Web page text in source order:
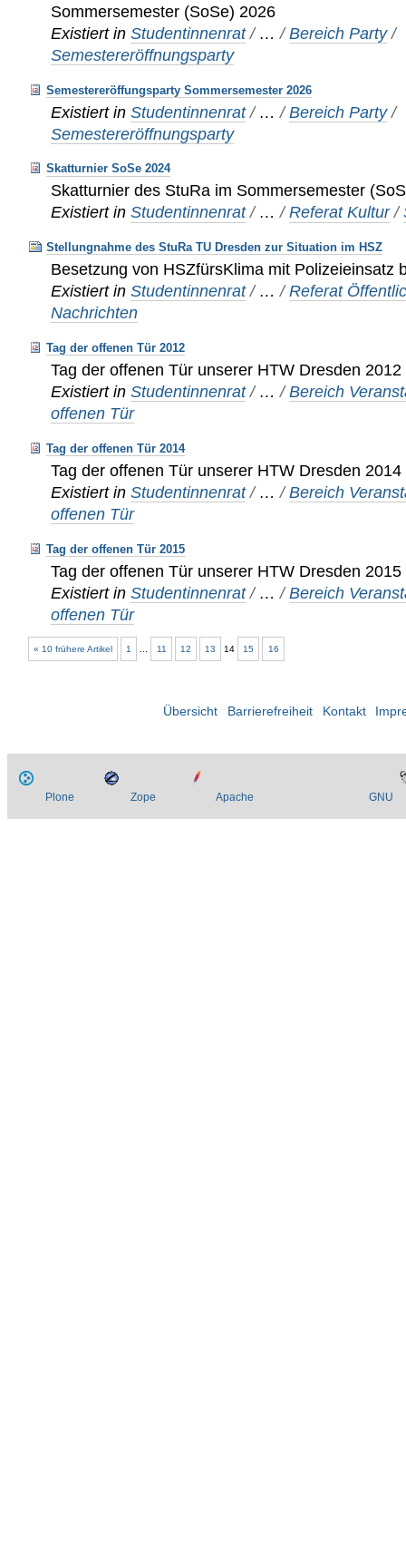
Sommersemester (SoSe) 2026
Existiert in Studentinnenrat / …/Bereich Party /
Semestereröffnungsparty
Semestereröffungsparty Sommersemester 2026
Existiert in Studentinnenrat / …/Bereich Party /
Semestereröffnungsparty
Skatturnier SoSe 2024
Skatturnier des StuRa im Sommersemester
Existiert in Studentinnenrat / …/Referat Kultur /
Stellungnahme des StuRa TU Dresden zur Situation im HSZ
Besetzung von HSZfürsKlima mit Polizeieinsatz
Existiert in Studentinnenrat / …/Referat
Nachrichten
Tag der offenen Tür 2012
Tag der offenen Tür unserer HTW Dresden 2012
Existiert in Studentinnenrat / …/Bereich
offenen Tür
Tag der offenen Tür 2014
Tag der offenen Tür unserer HTW Dresden 2014
Existiert in Studentinnenrat / …/Bereich
offenen Tür
Tag der offenen Tür 2015
Tag der offenen Tür unserer HTW Dresden 2015
Existiert in Studentinnenrat / …/Bereich
offenen Tür
« 10 frühere Artikel 1 11 12 13 14 15 16
Übersicht Barrierefreiheit Kontakt
Plone Zope Apache GNU